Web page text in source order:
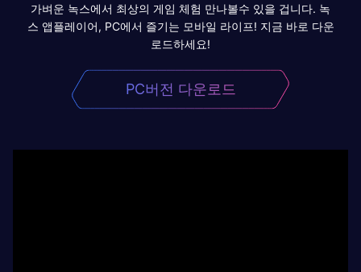
가벼운 녹스에서 최상의 게임 체험 만나볼수 있을 겁니다. 녹
스 앱플레이어, PC에서 즐기는 모바일 라이프! 지금 바로 다운
로드하세요!
PC버전 다운로드